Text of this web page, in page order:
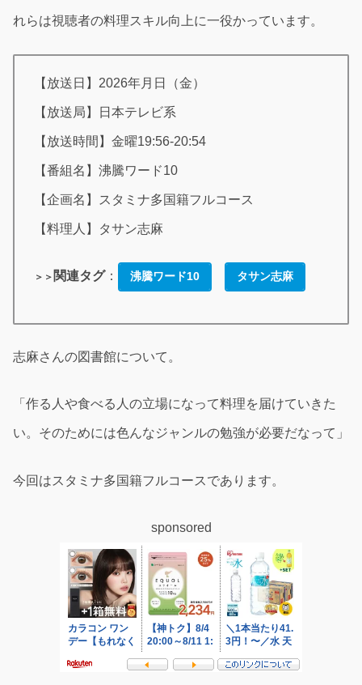
れらは視聴者の料理スキル向上に一役かっています。
【放送日】2026年月日（金）
【放送局】日本テレビ系
【放送時間】金曜19:56-20:54
【番組名】沸騰ワード10
【企画名】スタミナ多国籍フルコース
【料理人】タサン志麻
＞＞ 関連タグ： 沸騰ワード10 タサン志麻
志麻さんの図書館について。
「作る人や食べる人の立場になって料理を届けていきた
い。そのためには色んなジャンルの勉強が必要だなって」
今回はスタミナ多国籍フルコースであります。
sponsored